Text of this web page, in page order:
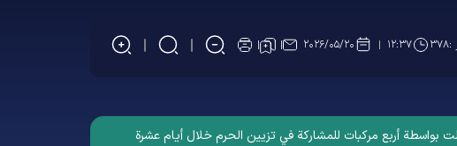
:۳۷۸ ۱۲:۳۷ ۲۰۲۶/۰۵/۲۰
بواسطة أربع مركبات للمشاركة في تزيين الحرم خلال أيام عشرة